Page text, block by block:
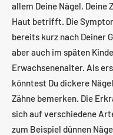
allem Deine Nägel, Deine
Haut betrifft. Die
bereits kurz nach Deiner
aber auch im späten
Erwachsenenalter. Als
könntest Du dickere
Zähne bemerken. Die
sich auf verschiedene
zum Beispiel dünnen